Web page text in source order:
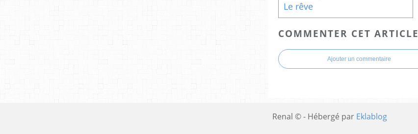
Le rêve
COMMENTER CET ARTICLE
Ajouter un commentaire
Renal © - Hébergé par Eklablog